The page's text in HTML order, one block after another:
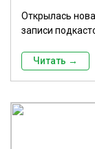
Открылась
записи
Читать →